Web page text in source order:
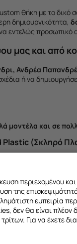
θήκη με το
δημιουργικότητα,
εντελώς προσωπικό
μας και από
Ανδρέα
ή να
μοντέλα και σε
Plastic (Σκληρό
που
περιεχομένου
της
εμπειρία
δεν θα είναι πλέον
Για να έχετε